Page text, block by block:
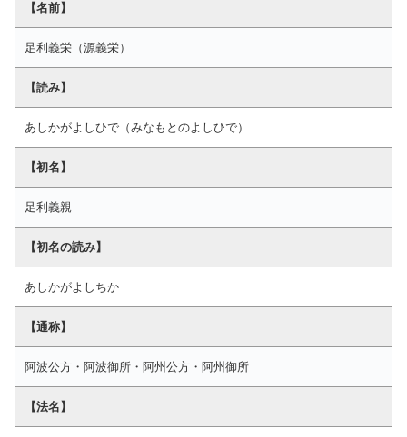
【名前】
足利義栄（源義栄）
【読み】
あしかがよしひで（みなもとのよしひで）
【初名】
足利義親
【初名の読み】
あしかがよしちか
【通称】
阿波公方・阿波御所・阿州公方・阿州御所
【法名】